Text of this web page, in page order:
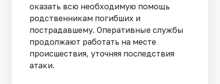
оказать всю необходимую помощь
родственникам погибших и
пострадавшему. Оперативные службы
продолжают работать на месте
происшествия, уточняя последствия
атаки.